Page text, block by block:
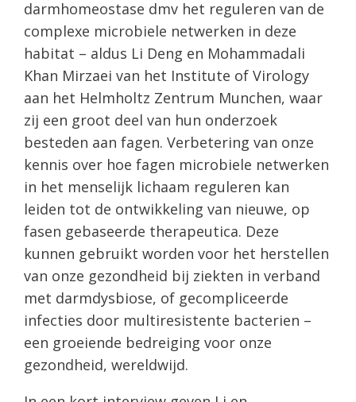
darmhomeostase dmv het reguleren van de
complexe microbiele netwerken in deze
habitat – aldus Li Deng en Mohammadali
Khan Mirzaei van het Institute of Virology
aan het Helmholtz Zentrum Munchen, waar
zij een groot deel van hun onderzoek
besteden aan fagen. Verbetering van onze
kennis over hoe fagen microbiele netwerken
in het menselijk lichaam reguleren kan
leiden tot de ontwikkeling van nieuwe, op
fasen gebaseerde therapeutica. Deze
kunnen gebruikt worden voor het herstellen
van onze gezondheid bij ziekten in verband
met darmdysbiose, of gecompliceerde
infecties door multiresistente bacterien –
een groeiende bedreiging voor onze
gezondheid, wereldwijd.